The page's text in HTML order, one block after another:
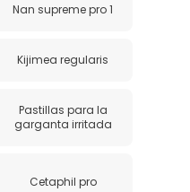
Nan supreme pro 1
Kijimea regularis
Pastillas para la
garganta irritada
Cetaphil pro